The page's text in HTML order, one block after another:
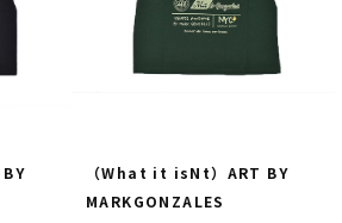
（What it isNt）ART BY
MARKGONZALES